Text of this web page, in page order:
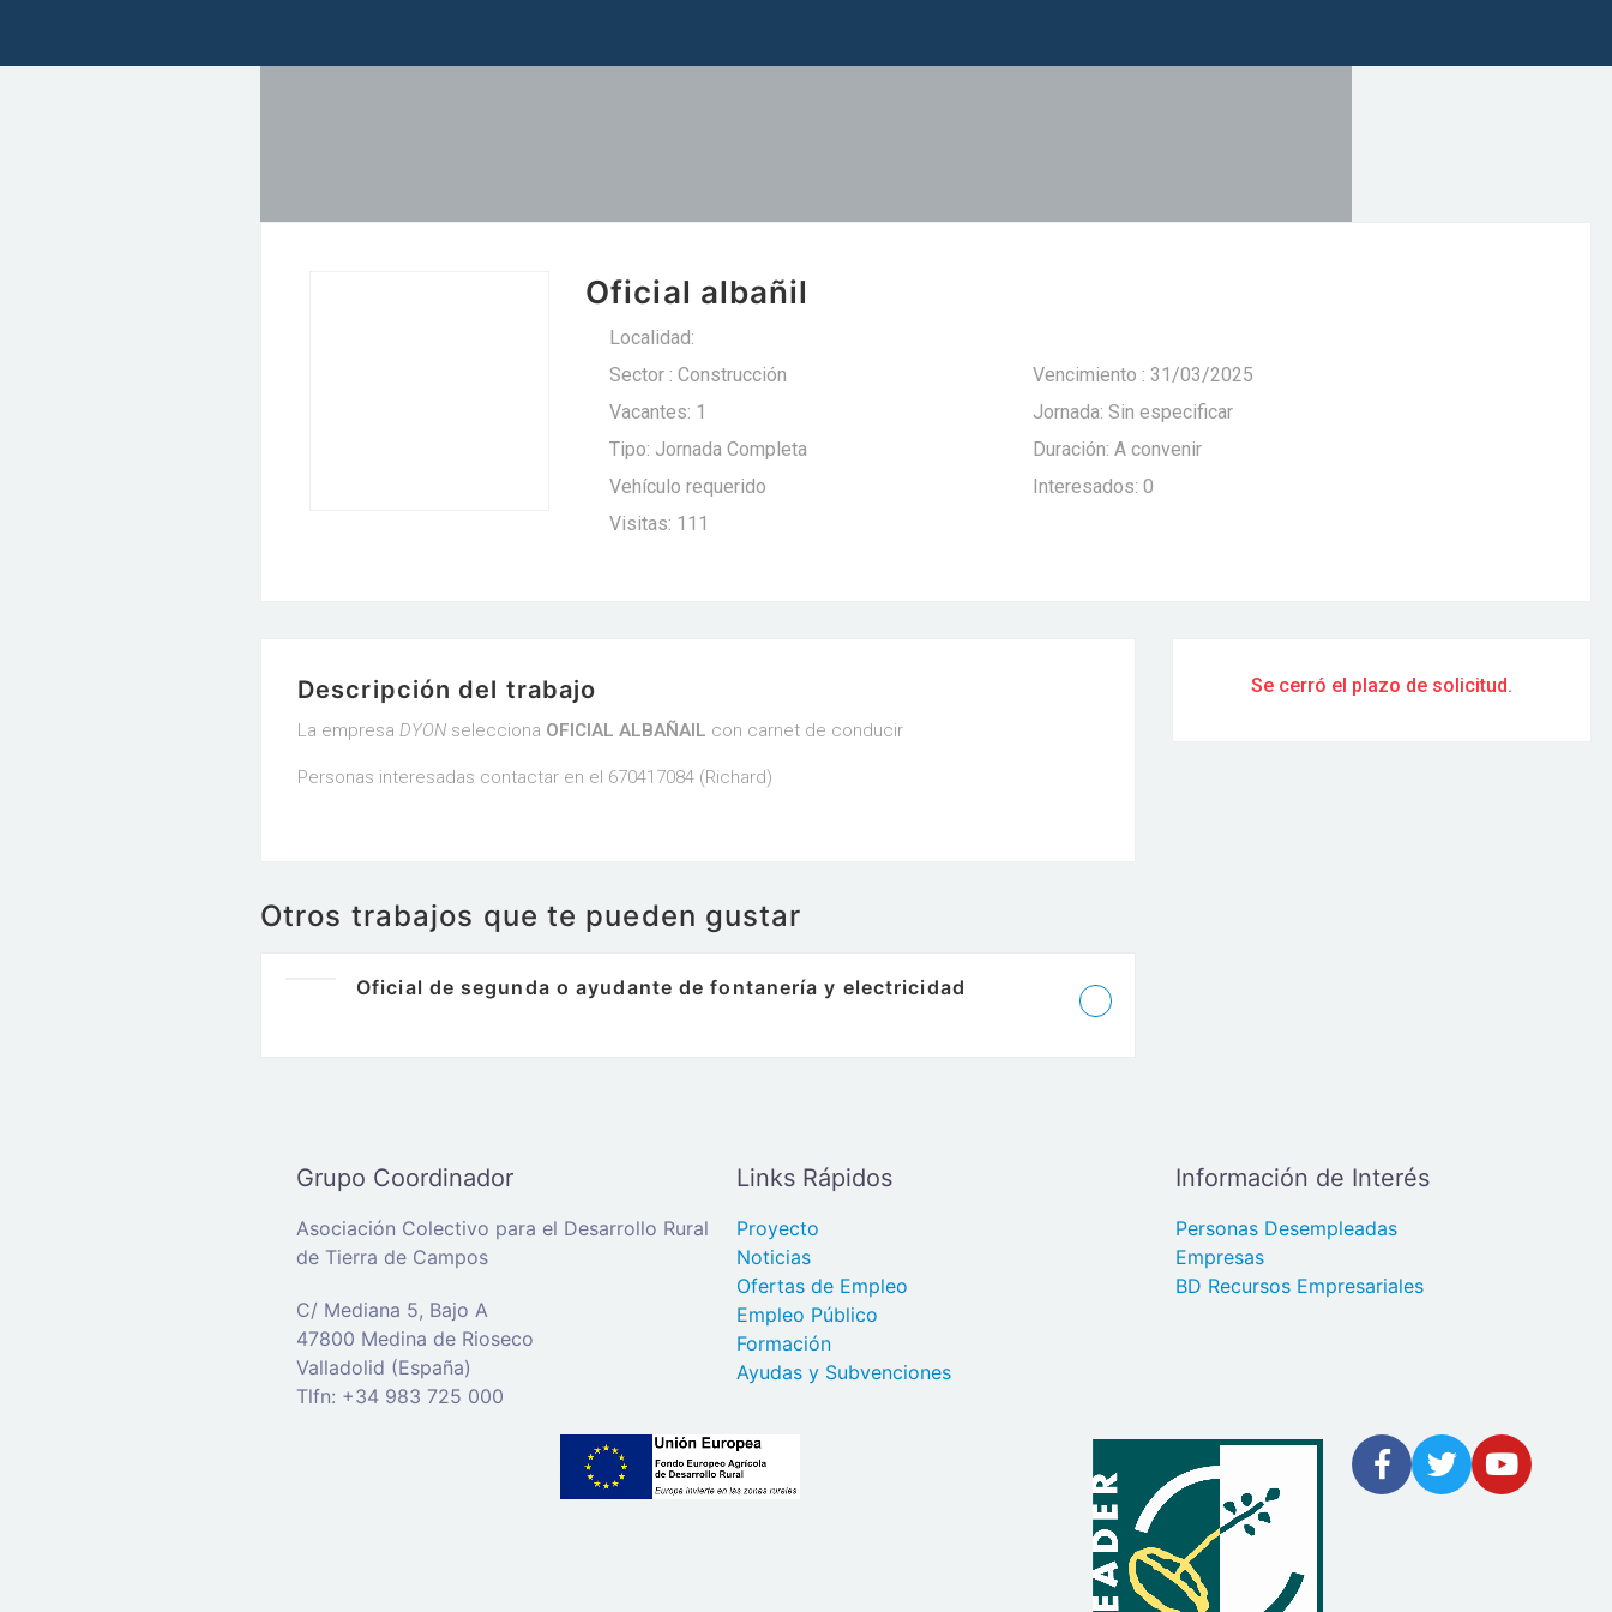
Oficial albañil
Localidad:
Sector : Construcción
Vencimiento : 31/03/2025
Vacantes: 1
Jornada: Sin especificar
Tipo: Jornada Completa
Duración: A convenir
Vehículo requerido
Interesados: 0
Visitas: 111
Descripción del trabajo
La empresa DYON selecciona OFICIAL ALBAÑAIL con carnet de conducir
Personas interesadas contactar en el 670417084 (Richard)
Otros trabajos que te pueden gustar
Oficial de segunda o ayudante de fontanería y electricidad
Se cerró el plazo de solicitud.
Grupo Coordinador
Asociación Colectivo para el Desarrollo Rural
de Tierra de Campos
C/ Mediana 5, Bajo A
47800 Medina de Rioseco
Valladolid (España)
Tlfn: +34 983 725 000
Links Rápidos
Proyecto
Noticias
Ofertas de Empleo
Empleo Público
Formación
Ayudas y Subvenciones
Información de Interés
Personas Desempleadas
Empresas
BD Recursos Empresariales